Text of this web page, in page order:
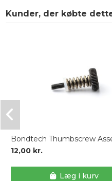
Kunder, der købte
Bondtech Thumbscrew
12,00 kr.
Læg i kurv